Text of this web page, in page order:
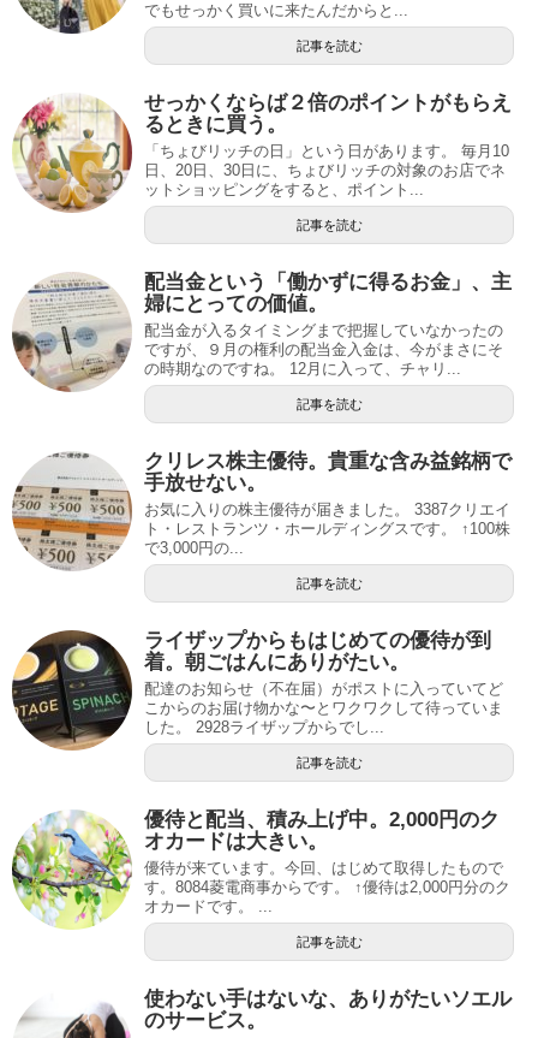
でもせっかく買いに来たんだからと...
記事を読む
せっかくならば２倍のポイントがもらえ
るときに買う。
「ちょびリッチの日」という日があります。 毎月10
日、20日、30日に、ちょびリッチの対象のお店でネ
ットショッピングをすると、ポイント...
記事を読む
配当金という「働かずに得るお金」、主
婦にとっての価値。
配当金が入るタイミングまで把握していなかったの
ですが、９月の権利の配当金入金は、今がまさにそ
の時期なのですね。 12月に入って、チャリ...
記事を読む
クリレス株主優待。貴重な含み益銘柄で
手放せない。
お気に入りの株主優待が届きました。 3387クリエイ
ト・レストランツ・ホールディングスです。 ↑100株
で3,000円の...
記事を読む
ライザップからもはじめての優待が到
着。朝ごはんにありがたい。
配達のお知らせ（不在届）がポストに入っていてど
こからのお届け物かな〜とワクワクして待っていま
した。 2928ライザップからでし...
記事を読む
優待と配当、積み上げ中。2,000円のク
オカードは大きい。
優待が来ています。今回、はじめて取得したもので
す。8084菱電商事からです。 ↑優待は2,000円分のク
オカードです。 ...
記事を読む
使わない手はないな、ありがたいソエル
のサービス。